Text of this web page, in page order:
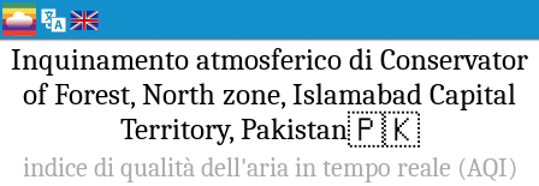
Inquinamento atmosferico di Conservator
of Forest, North zone, Islamabad Capital
Territory, Pakistan🇵🇰
indice di qualità dell'aria in tempo reale (AQI)